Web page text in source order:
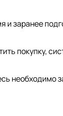
и заранее
покупку,
необходимо